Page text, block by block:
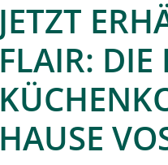
JETZT
FLAIR: DIE
HAUSE